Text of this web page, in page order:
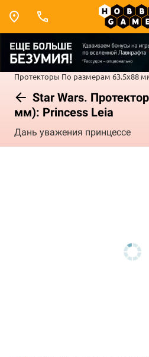
Протекторы По размерам 63.5x88
Star Wars.
мм): Princess Leia
Дань уважения принцессе